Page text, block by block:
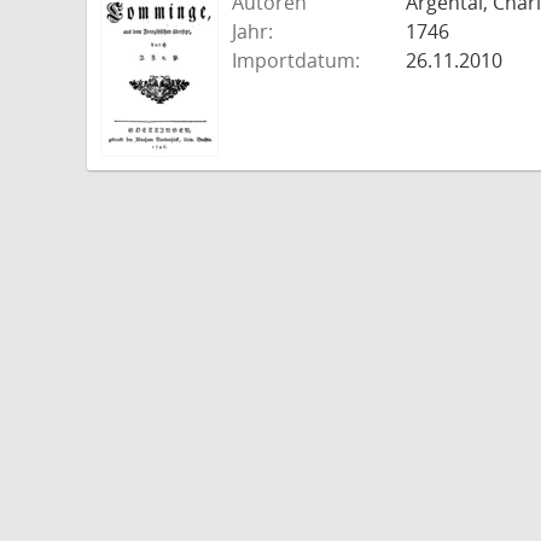
Jahr:
1746
Importdatum:
26.11.2010